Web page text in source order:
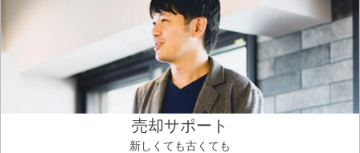
売却サポート
新しくても古くても